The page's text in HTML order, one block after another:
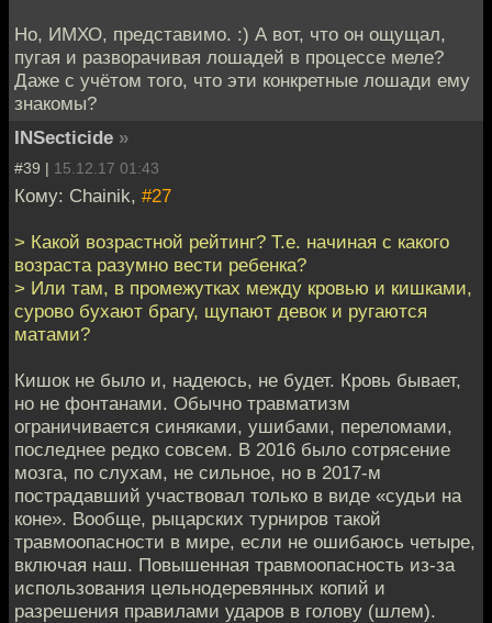
Но, ИМХО, представимо. :) А вот, что он ощущал,
пугая и разворачивая лошадей в процессе меле?
Даже с учётом того, что эти конкретные лошади ему
знакомы?
INSecticide »
#39 | 15.12.17 01:43
Кому: Chainik, #27
> Какой возрастной рейтинг? Т.е. начиная с какого
возраста разумно вести ребенка?
> Или там, в промежутках между кровью и кишками,
сурово бухают брагу, щупают девок и ругаются
матами?
Кишок не было и, надеюсь, не будет. Кровь бывает,
но не фонтанами. Обычно травматизм
ограничивается синяками, ушибами, переломами,
последнее редко совсем. В 2016 было сотрясение
мозга, по слухам, не сильное, но в 2017-м
пострадавший участвовал только в виде «судьи на
коне». Вообще, рыцарских турниров такой
травмоопасности в мире, если не ошибаюсь четыре,
включая наш. Повышенная травмоопасность из-за
использования цельнодеревянных копий и
разрешения правилами ударов в голову (шлем).